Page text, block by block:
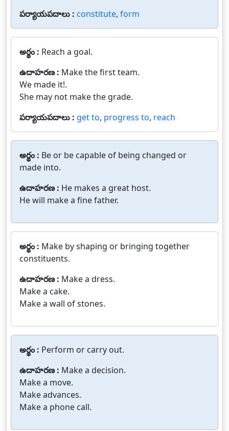
పర్యాయపదాలు : constitute, form
అర్థం : Reach a goal.
ఉదాహరణ : Make the first team.
We made it!.
She may not make the grade.
పర్యాయపదాలు : get to, progress to, reach
అర్థం : Be or be capable of being changed or
made into.
ఉదాహరణ : He makes a great host.
He will make a fine father.
అర్థం : Make by shaping or bringing together
constituents.
ఉదాహరణ : Make a dress.
Make a cake.
Make a wall of stones.
అర్థం : Perform or carry out.
ఉదాహరణ : Make a decision.
Make a move.
Make advances.
Make a phone call.